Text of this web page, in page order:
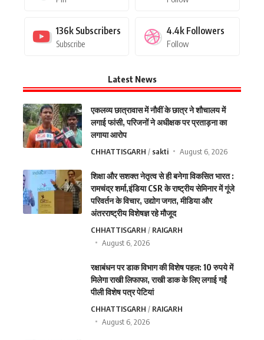
136k Subscribers
Subscribe
4.4k Followers
Follow
Latest News
एकलव्य छात्रावास में नौवीं के छात्र ने शौचालय में
लगाई फांसी, परिजनों ने अधीक्षक पर प्रताड़ना का
लगाया आरोप
CHHATTISGARH sakti August 6, 2026
शिक्षा और सशक्त नेतृत्व से ही बनेगा विकसित भारत :
रामचंद्र शर्मा,इंडिया CSR के राष्ट्रीय सेमिनार में गूंजे
परिवर्तन के विचार, उद्योग जगत, मीडिया और
अंतरराष्ट्रीय विशेषज्ञ रहे मौजूद
CHHATTISGARH
RAIGARH
August 6, 2026
रक्षाबंधन पर डाक विभाग की विशेष पहल: 10 रुपये में
मिलेगा राखी लिफाफा, राखी डाक के लिए लगाई गईं
पीली विशेष पत्र पेटियां
CHHATTISGARH
RAIGARH
August 6, 2026